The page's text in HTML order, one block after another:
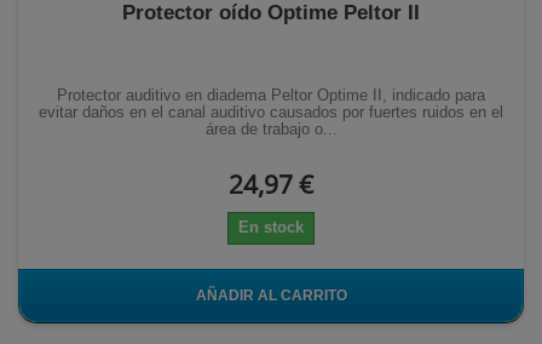
Protector oído Optime Peltor II
Protector auditivo en diadema Peltor Optime II, indicado para
evitar daños en el canal auditivo causados por fuertes ruidos en el
área de trabajo o...
24,97 €
En stock
AÑADIR AL CARRITO